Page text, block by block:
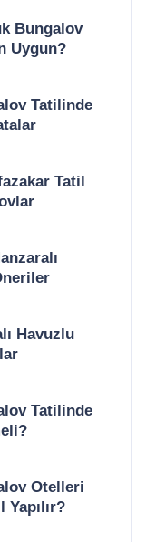
Bungalov
Uygun?
Tatilinde
Tatil
Havuzlu
Tatilinde
Otelleri
Yapılır?